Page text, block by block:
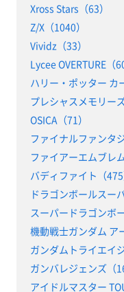
Xross Stars（63）
Z/X（1040）
Vividz（33）
Lycee OVERTURE（
ハリー・ポッター カ
プレシャスメモリー
OSICA（71）
ファイナルファンタ
ファイアーエムブレ
バディファイト（475
ドラゴンボールスー
スーパードラゴンボ
機動戦士ガンダム ア
ガンダムトライエイ
ガンバレジェンズ（
アイドルマスター